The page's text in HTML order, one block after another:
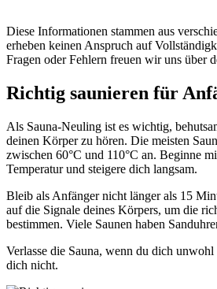
Diese Informationen stammen aus
erheben keinen Anspruch auf
Fragen oder Fehlern freuen wir uns über
Richtig saunieren für
Als Sauna-Neuling ist es wichtig,
deinen Körper zu hören. Die meisten
zwischen 60°C und 110°C an. Beginne
Temperatur und steigere dich langsam.
Bleib als Anfänger nicht länger als 15
auf die Signale deines Körpers, um die
bestimmen. Viele Saunen haben
Verlasse die Sauna, wenn du dich
dich nicht.